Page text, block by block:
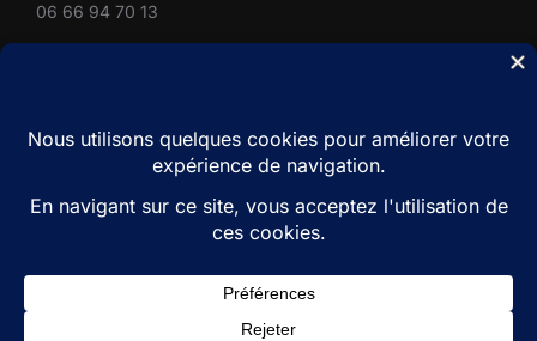
06 66 94 70 13
Restons en contact